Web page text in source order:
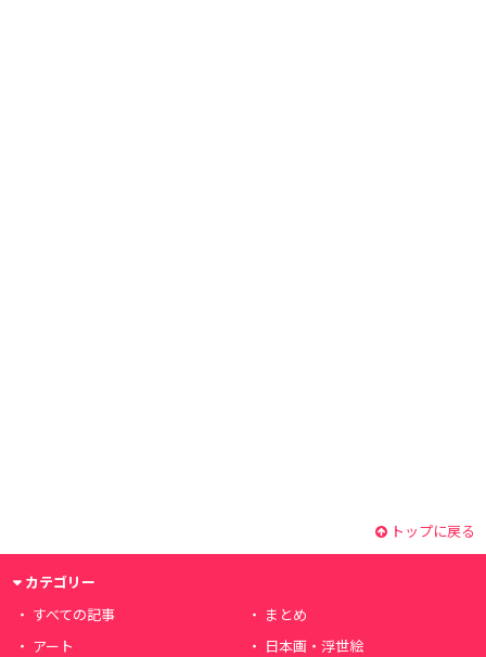
トップに戻る
カテゴリー
すべての記事
まとめ
アート
日本画・浮世絵